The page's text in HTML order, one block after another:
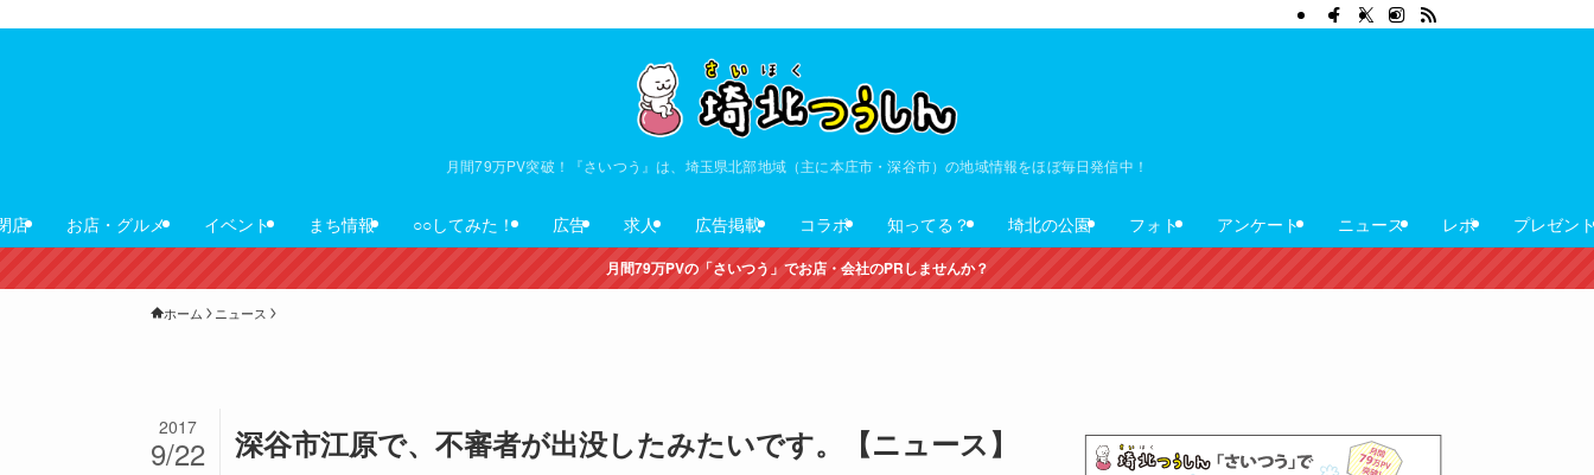
月間79万PV突破！『さいつう』は、埼玉県北部地域（主に本庄市・深谷市）の地域情報をほぼ毎日発信中！
店 お店・グルメ イベント まち情報 ○○してみた！ 広告 求人 広告掲載 コラボ 知ってる？ 埼北の公園 フォト アンケート ニュース レポ プレゼン
月間79万PVの「さいつう」でお店・会社のPRしませんか？
ホーム ニュース
深谷市江原で、不審者が出没したみたいです。【ニュース】
2017
9/22